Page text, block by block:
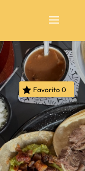
Favorito0